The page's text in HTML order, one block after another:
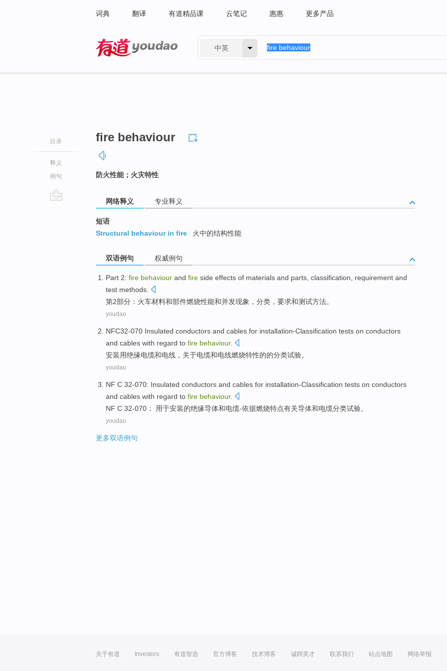
词典 翻译 有道精品课 云笔记 惠惠 更多产品
中英
目录
释义
例句
fire behaviour
防火性能；火灾特性
网络释义 专业释义
短语
Structural behaviour in fire
火中的结构性能
双语例句 权威例句
Part 2: fire behaviour and fire side effects of materials and parts, classification, requirement and
test methods.
第2部分： 火车材料和部件燃烧性能和并发现象， 分类 ， 要求和测试方法。
youdao
NFC32-070 Insulated conductors and cables for installation-Classification tests on conductors
and cables with regard to fire behaviour.
安装用绝缘电缆和电线 ， 关于电缆和电线燃烧特性的的分类试验。
youdao
NF C 32-070: Insulated conductors and cables for installation-Classification tests on conductors
and cables with regard to fire behaviour.
NF C 32-070： 用于安装的绝缘导体和电缆-依据燃烧特点有关导体和电缆分类试验。
youdao
更多双语例句
关于有道 Investors 有道智选 官方博客 技术博客 诚聘英才 联系我们 站点地图 网络举报